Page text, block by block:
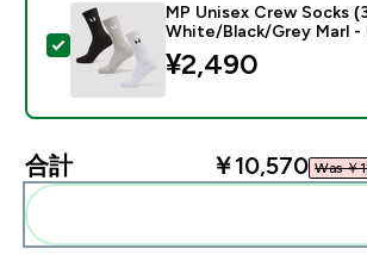
この商品を選択 - MP Unisex
MP Unisex Crew Socks
White/Black/Grey Marl -
¥2,490‎
合計 ￥10,570‎ Was ￥